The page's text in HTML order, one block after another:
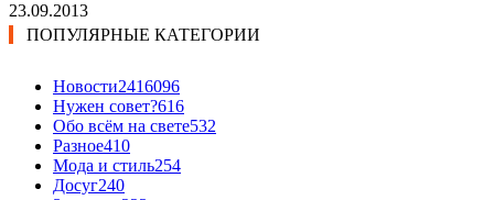
23.09.2013
ПОПУЛЯРНЫЕ КАТЕГОРИИ
Новости2416096
Нужен совет?616
Обо всём на свете532
Разное410
Мода и стиль254
Досуг240